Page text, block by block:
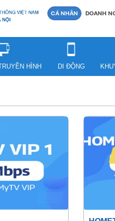
CÁ NHÂN DOANH
HÌNH DI ĐỘNG